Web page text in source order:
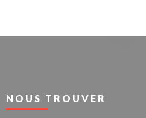
NOUS TROUVER